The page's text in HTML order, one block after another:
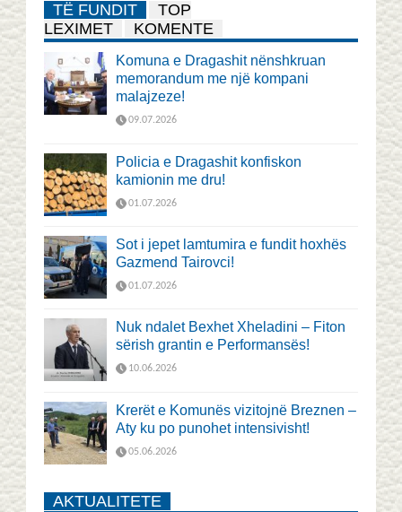
TË FUNDIT
TOP
LEXIMET
KOMENTE
Komuna e Dragashit nënshkruan
memorandum me një kompani
malajzeze!
09.07.2026
Policia e Dragashit konfiskon
kamionin me dru!
01.07.2026
Sot i jepet lamtumira e fundit hoxhës
Gazmend Tairovci!
01.07.2026
Nuk ndalet Bexhet Xheladini – Fiton
sërish grantin e Performansës!
10.06.2026
Krerët e Komunës vizitojnë Breznen –
Aty ku po punohet intensivisht!
05.06.2026
AKTUALITETE